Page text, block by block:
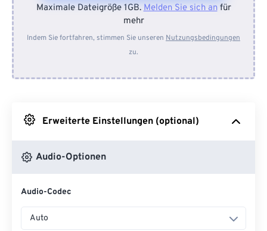
Vom Gerät
Von Dropbox
Maximale Dateigröße 1GB.Melden Sie sich anfür
mehr
Indem Sie fortfahren, stimmen Sie unseren Nutzungsbedingungen
zu.
Erweiterte Einstellungen (optional)
Audio-Optionen
Audio-Codec
Auto